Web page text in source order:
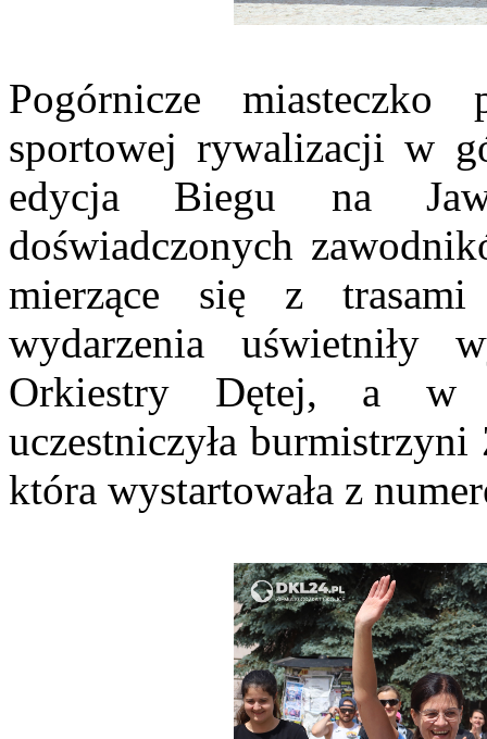
Pogórnicze miasteczko
sportowej rywalizacji w
edycja Biegu na
doświadczonych
mierzące się z
wydarzenia uświetniły
Orkiestry Dętej, a w
uczestniczyła
która wystartowała z